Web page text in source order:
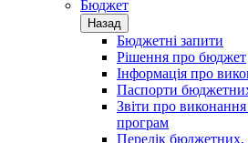
Бюджет
Назад
Бюджетні запити
Рішення про бюджет
Інформація про
Паспорти
Звіти про
програм
Перелік бюджетних,